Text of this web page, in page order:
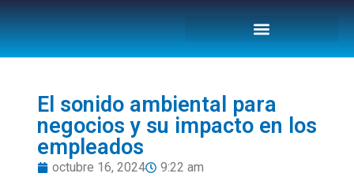
El sonido ambiental para
negocios y su impacto en los
empleados
octubre 16, 2024 9:22 am